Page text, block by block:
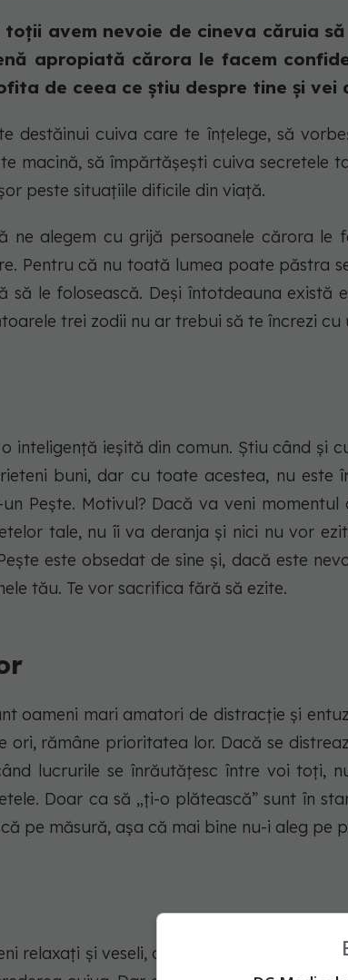
toții avem nevoie de cineva căruia
apropiată cărora le facem
de ceea ce știu despre tine și vei
destăinui cuiva care te înțelege, să
macină, să împărtășești cuiva secretele
peste situațiile dificile din viață.
ne alegem cu grijă persoanele cărora le
Pentru că nu toată lumea poate păstra
să le folosească. Deși întotdeauna există
trei zodii nu ar trebui să te încrezi cu
inteligență ieșită din comun. Știu când și
buni, dar cu toate acestea, nu este
Pește. Motivul? Dacă va veni
tale, nu îi va deranja și nici nu vor
este obsedat de sine și, dacă este
tău. Te vor sacrifica fără să ezite.
oameni mari amatori de distracție și
ori, rămâne prioritatea lor. Dacă se
lucrurile se înrăutățesc între voi toți,
Doar ca să „ți-o plătească” sunt în
pe măsură, așa că mai bine nu-i aleg pe
relaxați și veseli, de regulă. Sunt prieteni